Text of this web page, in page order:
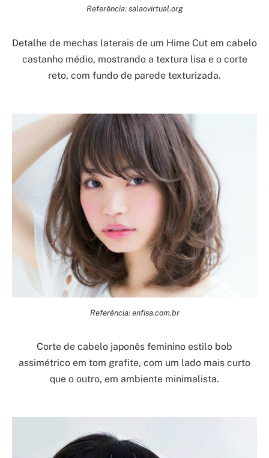
Referência: salaovirtual.org
Detalhe de mechas laterais de um Hime Cut em cabelo
castanho médio, mostrando a textura lisa e o corte
reto, com fundo de parede texturizada.
Referência: enfisa.com.br
Corte de cabelo japonês feminino estilo bob
assimétrico em tom grafite, com um lado mais curto
que o outro, em ambiente minimalista.